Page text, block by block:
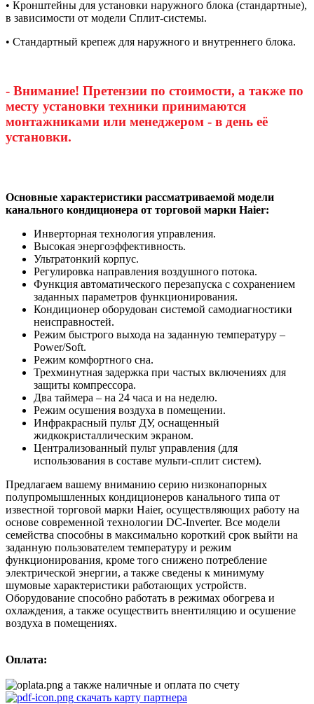
• Кронштейны для установки наружного блока (стандартные),
в зависимости от модели Сплит-системы.
• Стандартный крепеж для наружного и внутреннего блока.
- Внимание! Претензии по стоимости, а также по
месту установки техники принимаются
монтажниками или менеджером - в день её
установки.
Основные характеристики рассматриваемой модели
канального кондиционера от торговой марки Haier:
Инверторная технология управления.
Высокая энергоэффективность.
Ультратонкий корпус.
Регулировка направления воздушного потока.
Функция автоматического перезапуска с сохранением
заданных параметров функционирования.
Кондиционер оборудован системой самодиагностики
неисправностей.
Режим быстрого выхода на заданную температуру –
Power/Soft.
Режим комфортного сна.
Трехминутная задержка при частых включениях для
защиты компрессора.
Два таймера – на 24 часа и на неделю.
Режим осушения воздуха в помещении.
Инфракрасный пульт ДУ, оснащенный
жидкокристаллическим экраном.
Централизованный пульт управления (для
использования в составе мульти-сплит систем).
Предлагаем вашему вниманию серию низконапорных
полупромышленных кондиционеров канального типа от
известной торговой марки Haier, осуществляющих работу на
основе современной технологии DC-Inverter. Все модели
семейства способны в максимально короткий срок выйти на
заданную пользователем температуру и режим
функционирования, кроме того снижено потребление
электрической энергии, а также сведены к минимуму
шумовые характеристики работающих устройств.
Оборудование способно работать в режимах обогрева и
охлаждения, а также осуществить внентиляцию и осушение
воздуха в помещениях.
Оплата:
а также наличные и оплата по счету
скачать карту партнера